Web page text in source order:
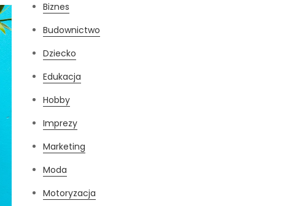
Biznes
Budownictwo
Dziecko
Edukacja
Hobby
Imprezy
Marketing
Moda
Motoryzacja